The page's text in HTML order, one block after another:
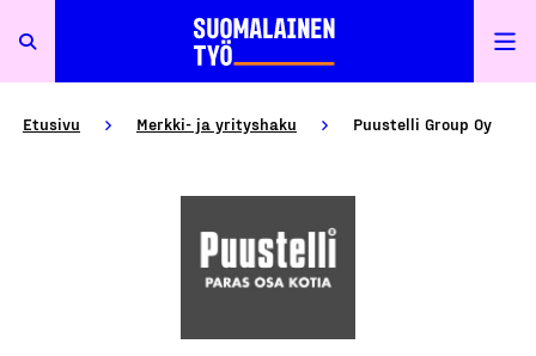
Etusivu Merkki- ja yrityshaku Puustelli Group Oy